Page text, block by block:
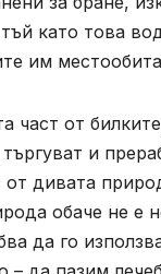
като това
им
част от
и
от дивата
обаче не е
да го